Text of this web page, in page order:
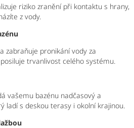
riziko zranění při kontaktu s hrany,
z vody.
zabraňuje pronikání vody za
trvanlivost celého systému.
vašemu bazénu nadčasový a
ladí s deskou terasy i okolní krajinou.